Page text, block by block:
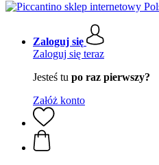
Zaloguj się
Zaloguj się teraz
Jesteś tu po raz pierwszy?
Załóż konto